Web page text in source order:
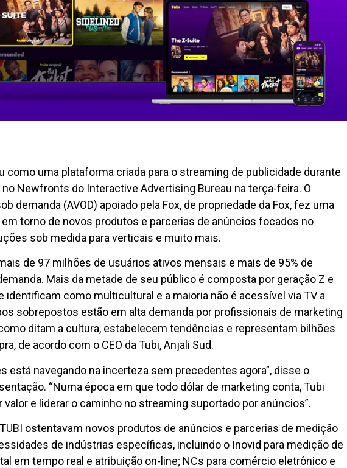
como uma plataforma criada para o streaming de publicidade durante
Newfronts do Interactive Advertising Bureau na terça-feira. O
demanda (AVOD) apoiado pela Fox, de propriedade da Fox, fez uma
torno de novos produtos e parcerias de anúncios focados no
sob medida para verticais e muito mais.
de 97 milhões de usuários ativos mensais e mais de 95% de
Mais da metade de seu público é composta por geração Z e
identificam como multicultural e a maioria não é acessível via TV a
sobrepostos estão em alta demanda por profissionais de marketing
ditam a cultura, estabelecem tendências e representam bilhões
de acordo com o CEO da Tubi, Anjali Sud.
está navegando na incerteza sem precedentes agora”, disse o
“Numa época em que todo dólar de marketing conta, Tubi
valor e liderar o caminho no streaming suportado por anúncios”.
ostentavam novos produtos de anúncios e parcerias de medição
de indústrias específicas, incluindo o Inovid para medição de
em tempo real e atribuição on-line; NCs para comércio eletrônico e